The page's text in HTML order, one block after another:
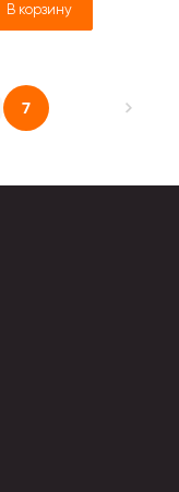
В корзину
7